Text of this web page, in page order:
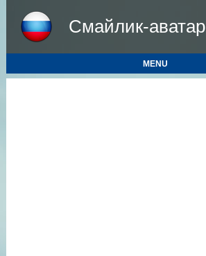
Смайлик-аватар
MENU